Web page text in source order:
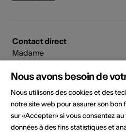
Contact direct
Madame
Loredana Catalano
Oberer Saltinadamm 62
Mobile +41795424841
E-Mail
Nous avons besoin de
Nous utilisons des cookies et des
notre site web pour assurer son
sur «Accepter» si vous consentez
données à des fins statistiques et